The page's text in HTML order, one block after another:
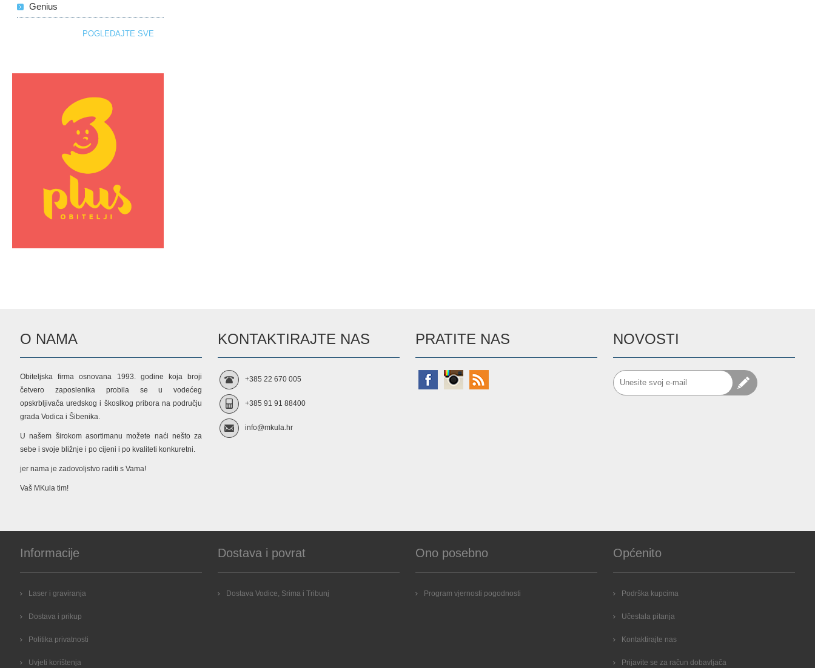
Genius
POGLEDAJTE SVE
O NAMA
Obiteljska firma osnovana 1993. godine koja broji
četvero zaposlenika probila se u vodećeg
opskrbljivača uredskog i škoslkog pribora na području
grada Vodica i Šibenika.
U našem širokom asortimanu možete naći nešto za
sebe i svoje bližnje i po cijeni i po kvaliteti konkuretni.
jer nama je zadovoljstvo raditi s Vama!
Vaš MKula tim!
KONTAKTIRAJTE NAS
+385 22 670 005
+385 91 91 88400
info@mkula.hr
PRATITE NAS NOVOSTI
Informacije
Laser i graviranja
Dostava i prikup
Politika privatnosti
Uvjeti korištenja
Dostava i povrat
Dostava Vodice, Srima i Tribunj
Ono posebno
Program vjernosti pogodnosti
Općenito
Podrška kupcima
Učestala pitanja
Kontaktirajte nas
Prijavite se za račun dobavljača